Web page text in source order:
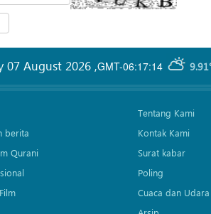
GMT-06:17:14
07 August 2026 ,
berita
Qurani
Tentang Kami
Kontak Kami
Surat kabar
Poling
Cuaca dan Udara